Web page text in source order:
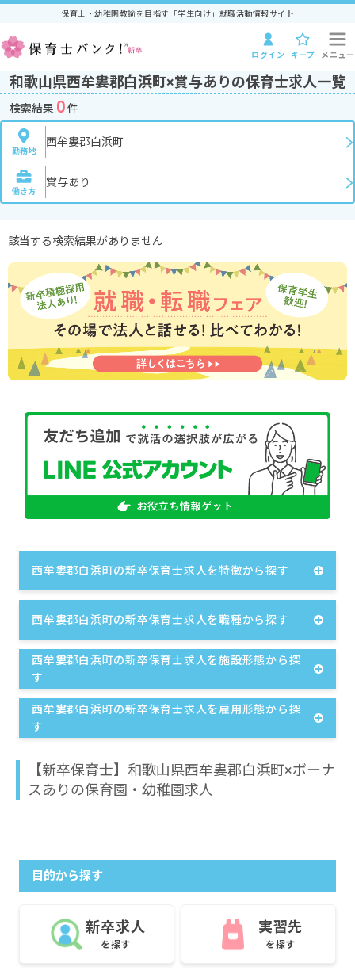
保育士・幼稚園教諭を目指す「学生向け」就職活動情報サイト
ログイン キープ メニュー
和歌山県西牟婁郡白浜町×賞与ありの保育士求人一覧
検索結果 0件
勤務地
西牟婁郡白浜町
働き方
賞与あり
該当する検索結果がありません
西牟婁郡白浜町の新卒保育士求人を特徴から探す
西牟婁郡白浜町の新卒保育士求人を職種から探す
西牟婁郡白浜町の新卒保育士求人を施設形態から探
す
西牟婁郡白浜町の新卒保育士求人を雇用形態から探
す
【新卒保育士】和歌山県西牟婁郡白浜町×ボーナ
スありの保育園・幼稚園求人
目的から探す
新卒求人
を探す
実習先
を探す